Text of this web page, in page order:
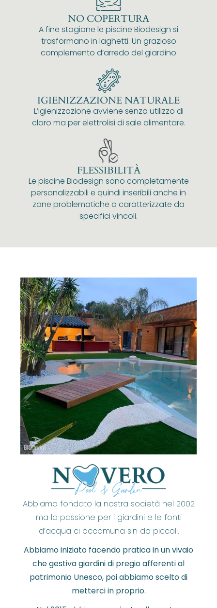
NO COPERTURA
A fine stagione le piscine Biodesign si
trasformano in laghetti. Un grazioso
complemento d’arredo del giardino
IGIENIZZAZIONE NATURALE
L’igienizzazione avviene senza utilizzo di
cloro ma per elettrolisi di sale alimentare.
FLESSIBILITÀ
Le piscine Biodesign sono completamente
personalizzabili e quindi inseribili anche in
zone problematiche o caratterizzate da
specifici vincoli.
Abbiamo fondato la nostra società nel 2002
ma la passione per i giardini e le fonti
d’acqua ci accomuna sin da piccoli.
Abbiamo iniziato facendo pratica in un vivaio
che gestiva giardini di pregio afferenti al
patrimonio Unesco, poi abbiamo scelto di
metterci in proprio.